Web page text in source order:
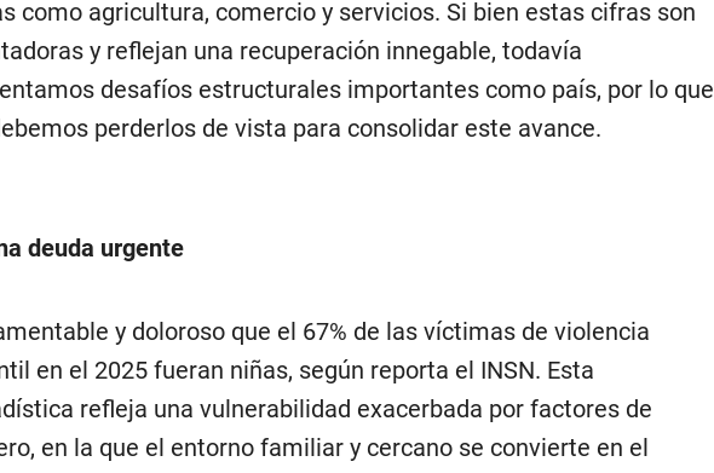
como agricultura, comercio y servicios. Si bien estas cifras son
y reflejan una recuperación innegable, todavía
desafíos estructurales importantes como país, por lo que
perderlos de vista para consolidar este avance.
deuda urgente
y doloroso que el 67% de las víctimas de violencia
en el 2025 fueran niñas, según reporta el INSN. Esta
refleja una vulnerabilidad exacerbada por factores de
en la que el entorno familiar y cercano se convierte en el